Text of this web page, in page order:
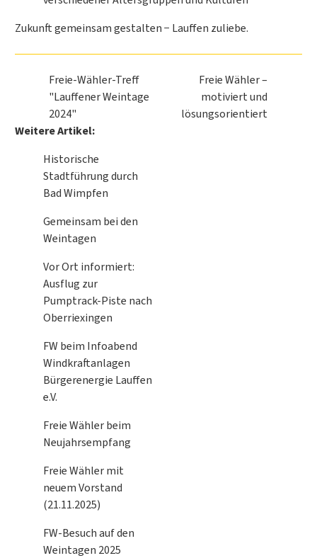
Zukunft gemeinsam gestalten − Lauffen zuliebe.
Freie-Wähler-Treff
"Lauffener Weintage
2024"
Freie Wähler –
motiviert und
lösungsorientiert
Weitere Artikel:
Historische
Stadtführung durch
Bad Wimpfen
Gemeinsam bei den
Weintagen
Vor Ort informiert:
Ausflug zur
Pumptrack-Piste nach
Oberriexingen
FW beim Infoabend
Windkraftanlagen
Bürgerenergie Lauffen
e.V.
Freie Wähler beim
Neujahrsempfang
Freie Wähler mit
neuem Vorstand
(21.11.2025)
FW-Besuch auf den
Weintagen 2025